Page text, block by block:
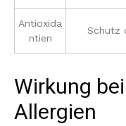
Antioxida
ntien
Schutz
Wirkung
Allergien